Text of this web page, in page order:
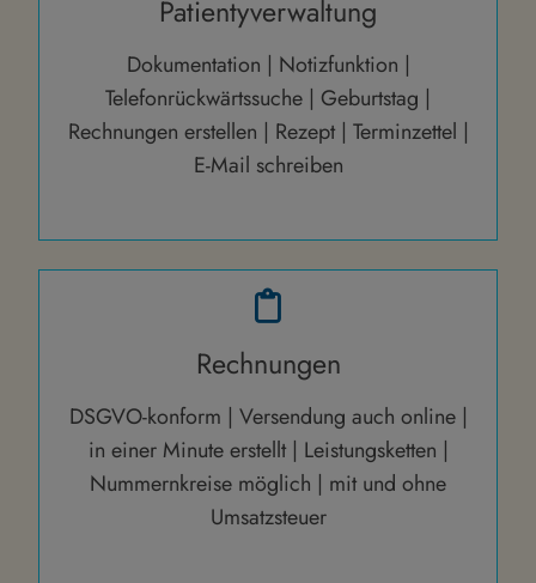
Patientyverwaltung
Dokumentation | Notizfunktion |
Telefonrückwärtssuche | Geburtstag |
Rechnungen erstellen | Rezept | Terminzettel |
E-Mail schreiben
Rechnungen
DSGVO-konform | Versendung auch online |
in einer Minute erstellt | Leistungsketten |
Nummernkreise möglich | mit und ohne
Umsatzsteuer